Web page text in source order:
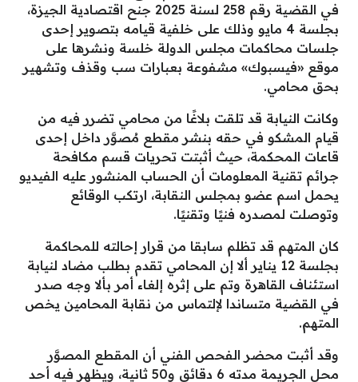
في القضية رقم 258 لسنة 2025 جنح اقتصادية الجيزة،
بجلسة 4 مايو وذلك على خلفية قيامه بتصوير إحدى
جلسات محاكمات مجلس الدولة خلسة ونشرها على
موقع «فيسبوك» مشفوعة بعبارات سب وقذف وتشهير
بحق محامي.
وكانت النيابة قد تلقت بلاغًا من محامي تضرر فيه من
قيام المشكو في حقه بنشر مقطع مُصوَّر داخل إحدى
قاعات المحكمة، حيث أثبتت تحريات قسم مكافحة
جرائم تقنية المعلومات أن الحساب المنشور عليه الفيديو
يحمل اسم عضو بمجلس النقابة، ارتكب الوقائع
وتوصلت لمصدره فنيًا وتقنيًا.
كان المتهم قد تظلم سابقا من قرار إحالته للمحاكمة
بجلسة 12 يناير ألا إن المحامي تقدم بطلب مضاد لنيابة
استئناف القاهرة وتم على إثره إلغاء أمر بألا وجه صدر
في القضية متساندا لإلتماس من نقابة المحامين يخص
المتهم.
وقد أثبت محضر الفحص الفني أن المقطع المصوَّر
محل الجريمة مدته 6 دقائق و50 ثانية، ويظهر فيه أحد